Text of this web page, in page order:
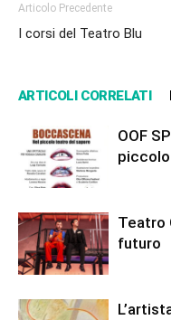
Articolo Precedente
I corsi del Teatro Blu
ARTICOLI CORRELATI
OOF
Teatro
futuro